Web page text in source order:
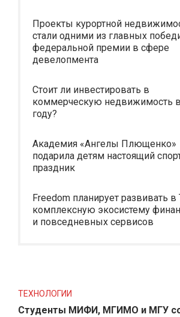
Проекты курортной
стали одними из главных
федеральной премии в сфере
девелопмента
Стоит ли инвестировать в
коммерческую недвижимость
году?
Академия «Ангелы Плющенко»
подарила детям настоящий
праздник
Freedom планирует развивать в
комплексную экосистему
и повседневных сервисов
ТЕХНОЛОГИИ
Студенты МИФИ, МГИМО и МГУ